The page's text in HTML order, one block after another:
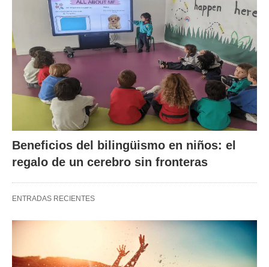
Beneficios del bilingüismo en niños: el
regalo de un cerebro sin fronteras
ENTRADAS RECIENTES